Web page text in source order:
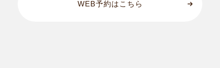
WEB予約はこちら